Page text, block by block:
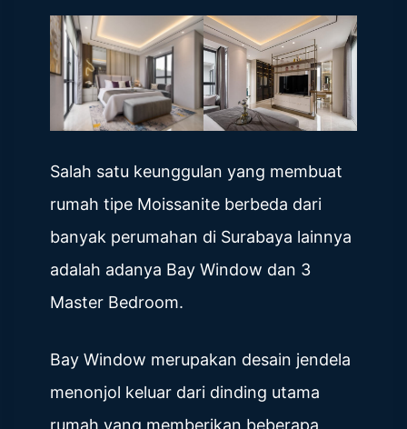
Salah satu keunggulan yang membuat
rumah tipe Moissanite berbeda dari
banyak perumahan di Surabaya lainnya
adalah adanya Bay Window dan 3
Master Bedroom.
Bay Window merupakan desain jendela
menonjol keluar dari dinding utama
rumah yang memberikan beberapa